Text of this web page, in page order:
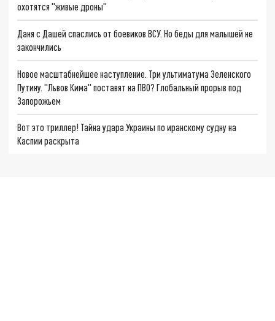
охотятся "живые дроны"
Даня с Дашей спаслись от боевиков ВСУ. Но беды для малышей не
закончились
Новое масштабнейшее наступление. Три ультиматума Зеленского
Путину. "Львов Кима" поставят на ПВО? Глобальный прорыв под
Запорожьем
Вот это триллер! Тайна удара Украины по иранскому судну на
Каспии раскрыта